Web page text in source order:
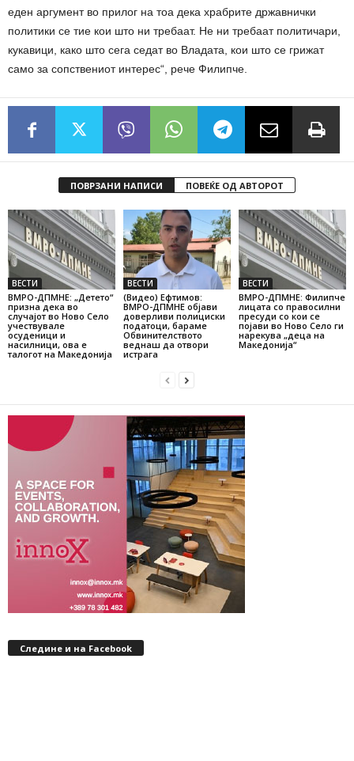
еден аргумент во прилог на тоа дека храбрите државнички
политики се тие кои што ни требаат. Не ни требаат политичари,
кукавици, како што сега седат во Владата, кои што се грижат
само за сопствениот интерес“, рече Филипче.
ПОВРЗАНИ НАПИСИ ПОВЕЌЕ ОД АВТОРОТ
ВЕСТИ
ВМРО-ДПМНЕ: „Детето“
призна дека во
случајот во Ново Село
учествувале
осуденици и
насилници, ова е
талогот на Македонија
ВЕСТИ
(Видео) Ефтимов:
ВМРО-ДПМНЕ објави
доверливи полициски
податоци, бараме
Обвинителството
веднаш да отвори
истрага
ВЕСТИ
ВМРО-ДПМНЕ: Филипче
лицата со правосилни
пресуди со кои се
појави во Ново Село ги
нарекува „деца на
Македонија“
Следине и на Facebook